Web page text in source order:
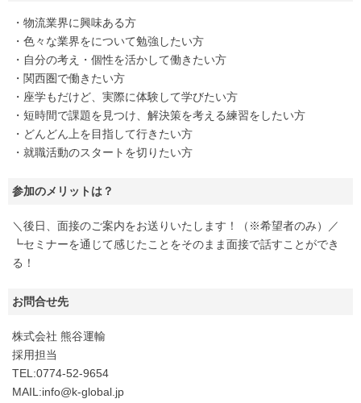
・物流業界に興味ある方
・色々な業界をについて勉強したい方
・自分の考え・個性を活かして働きたい方
・関西圏で働きたい方
・座学もだけど、実際に体験して学びたい方
・短時間で課題を見つけ、解決策を考える練習をしたい方
・どんどん上を目指して行きたい方
・就職活動のスタートを切りたい方
参加のメリットは？
＼後日、面接のご案内をお送りいたします！（※希望者のみ）／
┗セミナーを通じて感じたことをそのまま面接で話すことができ
る！
お問合せ先
株式会社 熊谷運輸
採用担当
TEL:0774-52-9654
MAIL:info@k-global.jp